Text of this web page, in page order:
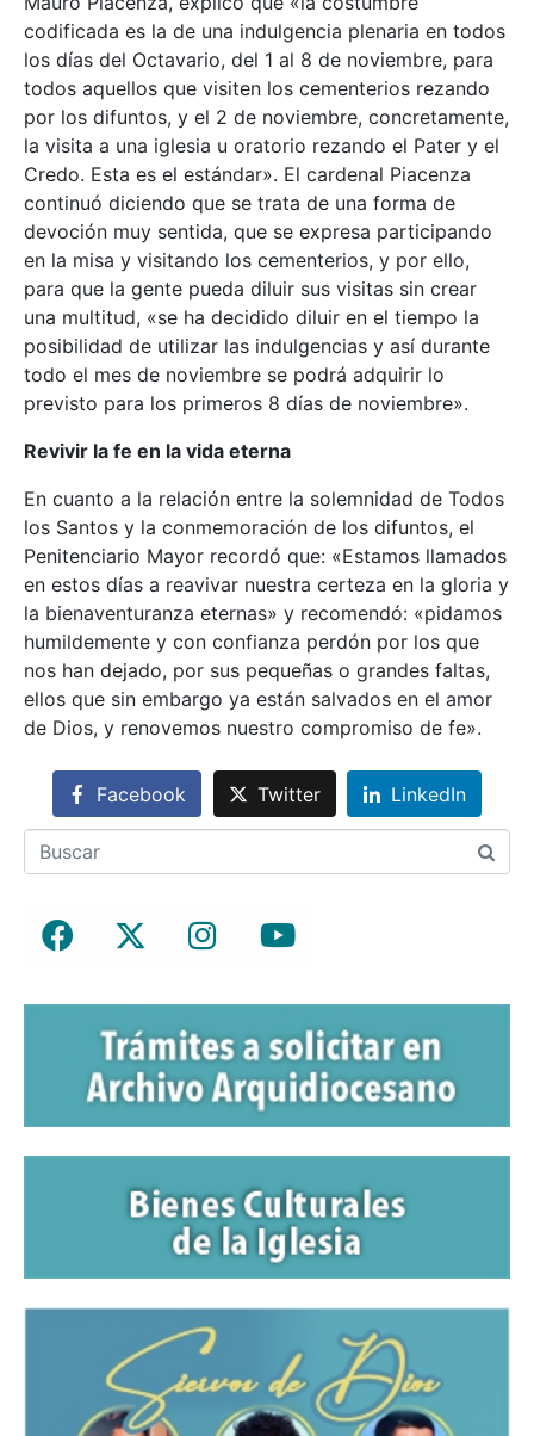
codificada es la de una indulgencia plenaria en todos
los días del Octavario, del 1 al 8 de noviembre, para
todos aquellos que visiten los cementerios rezando
por los difuntos, y el 2 de noviembre, concretamente,
la visita a una iglesia u oratorio rezando el Pater y el
Credo. Esta es el estándar». El cardenal Piacenza
continuó diciendo que se trata de una forma de
devoción muy sentida, que se expresa participando
en la misa y visitando los cementerios, y por ello,
para que la gente pueda diluir sus visitas sin crear
una multitud, «se ha decidido diluir en el tiempo la
posibilidad de utilizar las indulgencias y así durante
todo el mes de noviembre se podrá adquirir lo
previsto para los primeros 8 días de noviembre».
Revivir la fe en la vida eterna
En cuanto a la relación entre la solemnidad de Todos
los Santos y la conmemoración de los difuntos, el
Penitenciario Mayor recordó que: «Estamos llamados
en estos días a reavivar nuestra certeza en la gloria y
la bienaventuranza eternas» y recomendó: «pidamos
humildemente y con confianza perdón por los que
nos han dejado, por sus pequeñas o grandes faltas,
ellos que sin embargo ya están salvados en el amor
de Dios, y renovemos nuestro compromiso de fe».
Facebook Twitter LinkedIn